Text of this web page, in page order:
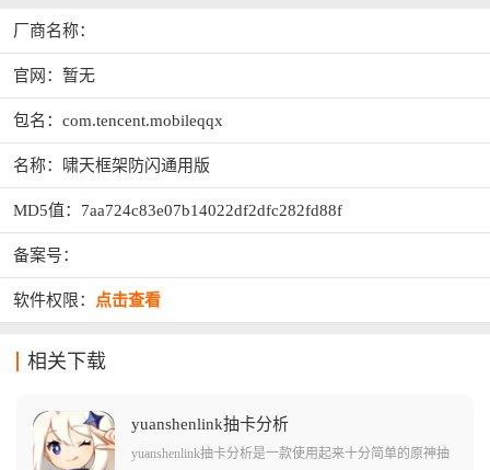
厂商名称：
官网：暂无
包名：com.tencent.mobileqqx
名称：啸天框架防闪通用版
MD5值：7aa724c83e07b14022df2dfc282fd88f
备案号：
软件权限： 点击查看
相关下载
yuanshenlink抽卡分析
yuanshenlink抽卡分析是一款使用起来十分简单的原神抽